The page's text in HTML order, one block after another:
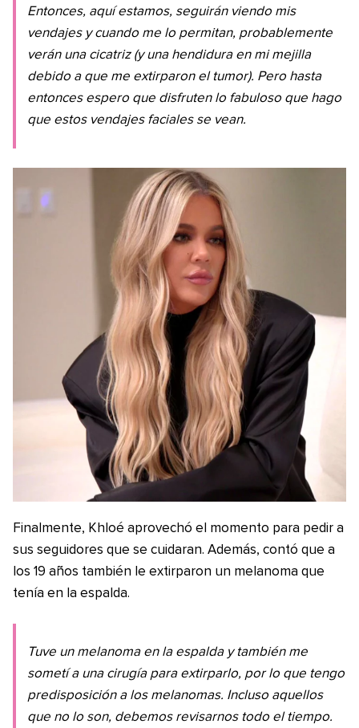
Entonces, aquí estamos, seguirán viendo mis
vendajes y cuando me lo permitan, probablemente
verán una cicatriz (y una hendidura en mi mejilla
debido a que me extirparon el tumor). Pero hasta
entonces espero que disfruten lo fabuloso que hago
que estos vendajes faciales se vean.
Finalmente, Khloé aprovechó el momento para pedir a
sus seguidores que se cuidaran. Además, contó que a
los 19 años también le extirparon un melanoma que
tenía en la espalda.
Tuve un melanoma en la espalda y también me
sometí a una cirugía para extirparlo, por lo que tengo
predisposición a los melanomas. Incluso aquellos
que no lo son, debemos revisarnos todo el tiempo.